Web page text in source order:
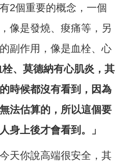
2個重要的概念，一個
像是發燒、痠痛等，另
副作用，像是血栓、心
栓、莫德納有心肌炎，其
時候都沒有看到，因為
法估算的，所以這個要
身上後才會看到。」
天你說高端很安全，其